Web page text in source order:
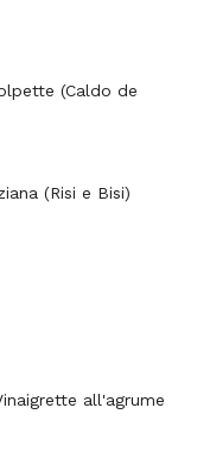
(Caldo de
(Risi e Bisi)
all'agrume